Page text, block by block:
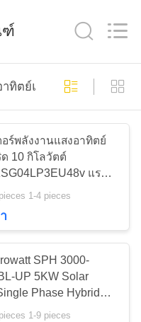
อาทิตย์
ลล์แบบ
น์
13
ทิตย์แบบไฮบริด
อร์พลังงานแสงอาทิตย์
10 กิโลวัตต์
แรง
สามเฟส Deye อิน
1-4 pieces
SPH 3000-
UP 5KW Solar
Phase Hybrid
1-9 pieces